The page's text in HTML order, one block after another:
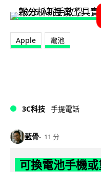
Apple 電池
3C科技 手提電話
藍骨 11 分
可換電池手機